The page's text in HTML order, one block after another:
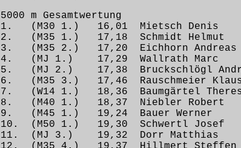
5000 m Gesamtwertung
1. (M30 1.) 16,01 Mietsch
2. (M35 1.) 17,18 Schmidt Helmut
3. (M35 2.) 17,20 Eichhorn
4. (MJ 1.) 17,29 Wallrath
5. (MJ 2.) 17,38 Bruckschlögl
6. (M35 3.) 17,46 Rauschmeier
7. (W14 1.) 18,36 Baumgärtel
8. (M40 1.) 18,37 Niebler
9. (M45 1.) 19,24 Bauer Werner
10. (M50 1.) 19,30 Schwertl
11. (MJ 3.) 19,32 Dorr